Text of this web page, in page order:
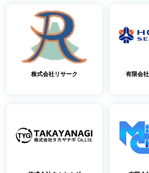
株式会社リサーク 有限会